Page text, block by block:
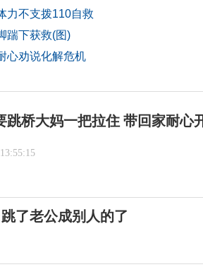
力不支拨110自救
踹下获救(图)
心劝说化解危机
跳桥大妈一把拉住 带回家耐心
了老公成别人的了